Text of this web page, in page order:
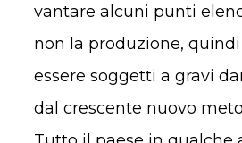
vantare alcuni punti
non la produzione,
essere soggetti a gravi
dal crescente nuovo